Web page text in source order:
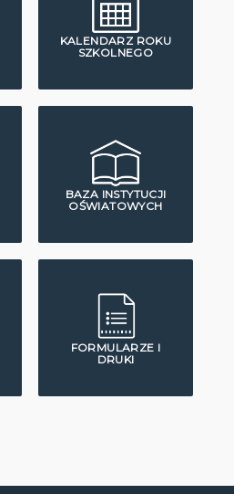
KALENDARZ ROKU
SZKOLNEGO
BAZA INSTYTUCJI
OŚWIATOWYCH
FORMULARZE I
DRUKI